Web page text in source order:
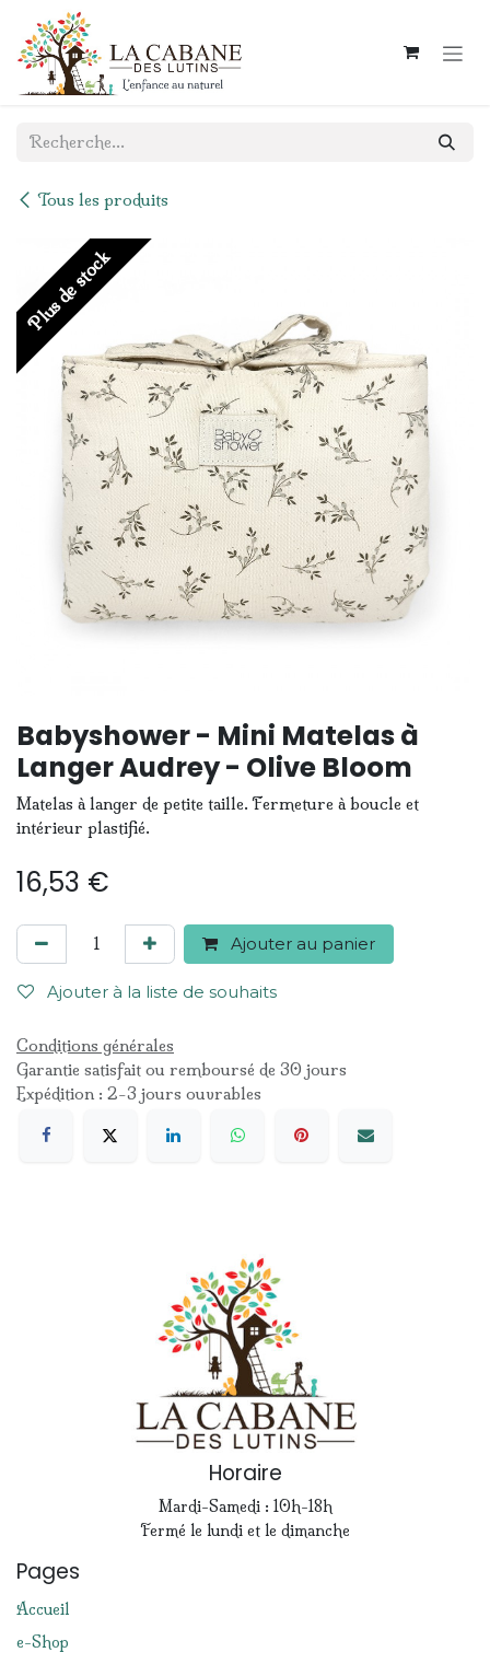
Se rendre au contenu
Tous les produits
Plus de stock
Babyshower - Mini Matelas à
Langer Audrey - Olive Bloom
Matelas à langer de petite taille. Fermeture à boucle et
intérieur plastifié.
16,53 €
Ajouter au panier
Ajouter à la liste de souhaits
Conditions générales
Garantie satisfait ou remboursé de 30 jours
Expédition : 2-3 jours ouvrables
Horaire
Mardi-Samedi : 10h-18h
Fermé le lundi et le dimanche
Pages
Accueil
e-Shop